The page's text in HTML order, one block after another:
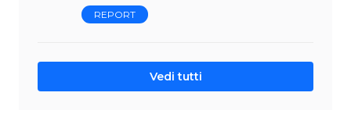
REPORT
Vedi tutti